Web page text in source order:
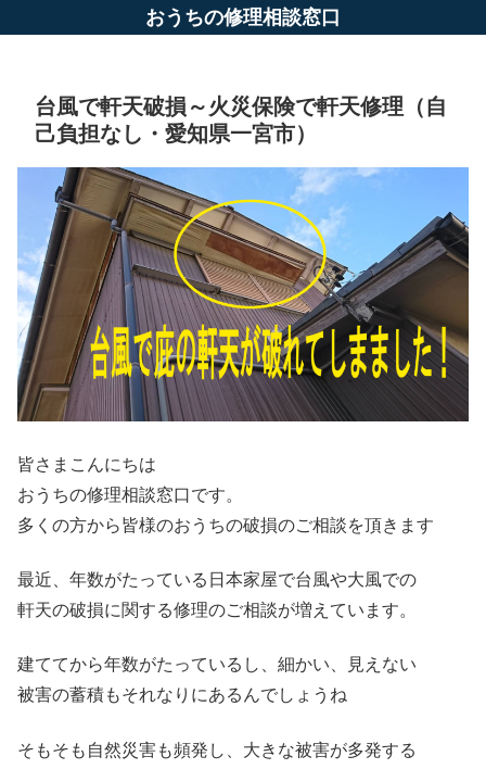
おうちの修理相談窓口
台風で軒天破損～火災保険で軒天修理（自
己負担なし・愛知県一宮市）
皆さまこんにちは
おうちの修理相談窓口です。
多くの方から皆様のおうちの破損のご相談を頂きます
最近、年数がたっている日本家屋で台風や大風での
軒天の破損に関する修理のご相談が増えています。
建ててから年数がたっているし、細かい、見えない
被害の蓄積もそれなりにあるんでしょうね
そもそも自然災害も頻発し、大きな被害が多発する